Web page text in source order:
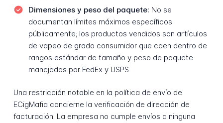
Dimensiones y peso del paquete: No se
documentan límites máximos específicos
públicamente; los productos vendidos son artículos
de vapeo de grado consumidor que caen dentro de
rangos estándar de tamaño y peso de paquete
manejados por FedEx y USPS
Una restricción notable en la política de envío de
ECigMafia concierne la verificación de dirección de
facturación. La empresa no cumple envíos a ninguna